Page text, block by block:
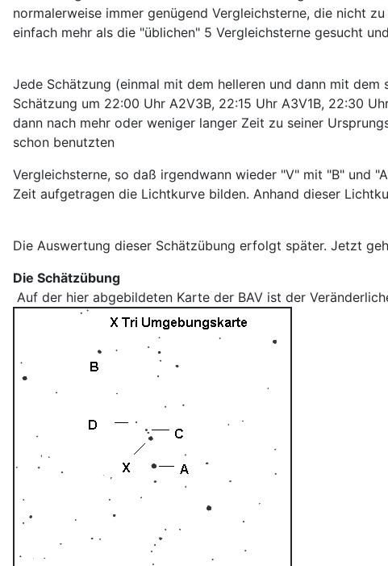
normalerweise immer genügend Vergleichsterne, die nicht
einfach mehr als die "üblichen" 5 Vergleichsterne gesucht
Jede Schätzung (einmal mit dem helleren und dann mit
Schätzung um 22:00 Uhr A2V3B, 22:15 Uhr A3V1B, 22:30
dann nach mehr oder weniger langer Zeit zu seiner
schon benutzten
Vergleichsterne, so daß irgendwann wieder "V" mit "B" und
Zeit aufgetragen die Lichtkurve bilden. Anhand dieser
Die Auswertung dieser Schätzübung erfolgt später. Jetzt
Die Schätzübung
Auf der hier abgebildeten Karte der BAV ist der